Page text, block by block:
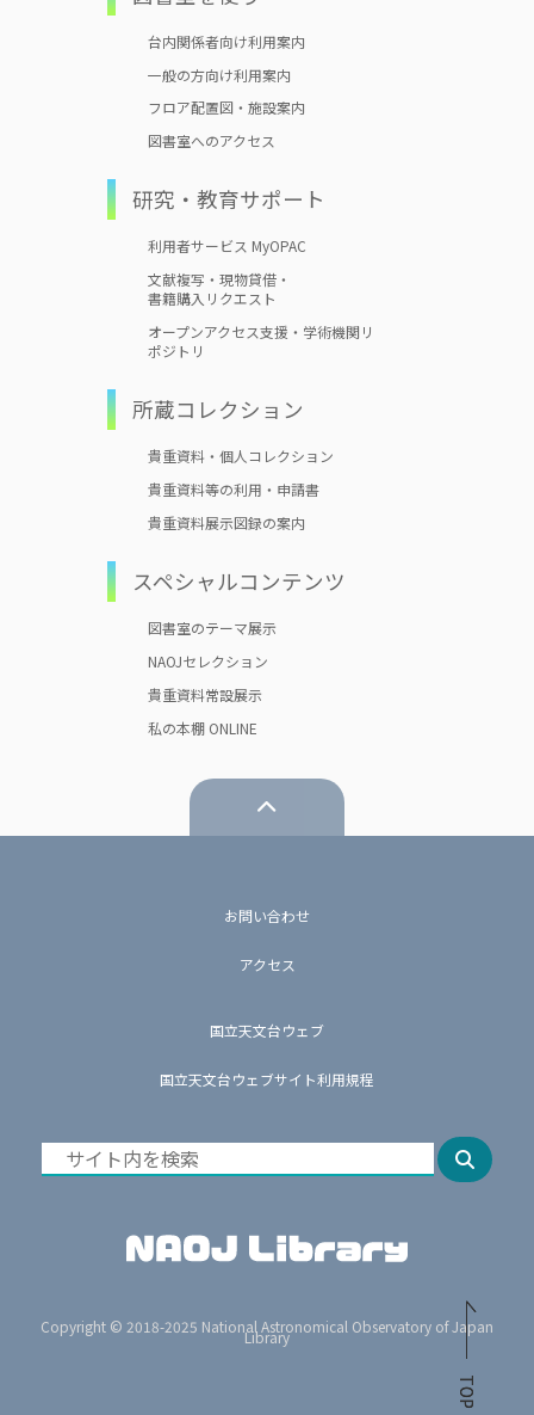
台内関係者向け利用案内
一般の方向け利用案内
フロア配置図・施設案内
図書室へのアクセス
研究・教育サポート
利用者サービス MyOPAC
文献複写・現物貸借・
書籍購入リクエスト
オープンアクセス支援・学術機関リ
ポジトリ
所蔵コレクション
貴重資料・個人コレクション
貴重資料等の利用・申請書
貴重資料展示図録の案内
スペシャルコンテンツ
図書室のテーマ展示
NAOJセレクション
貴重資料常設展示
私の本棚 ONLINE
TOP
TOP
お問い合わせ
アクセス
国立天文台ウェブ
国立天文台ウェブサイト利用規程
Copyright © 2018-2025 National Astronomical Observatory of Japan
Library